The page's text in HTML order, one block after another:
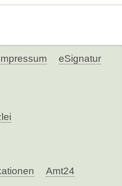
eSignatur
Amt24